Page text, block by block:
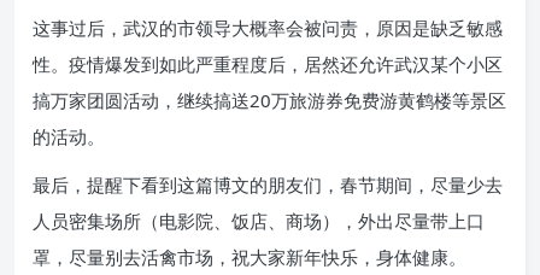
这事过后，武汉的市领导大概率会被问责，原因是缺乏敏感
性。疫情爆发到如此严重程度后，居然还允许武汉某个小区
搞万家团圆活动，继续搞送20万旅游券免费游黄鹤楼等景区
的活动。
最后，提醒下看到这篇博文的朋友们，春节期间，尽量少去
人员密集场所（电影院、饭店、商场），外出尽量带上口
罩，尽量别去活禽市场，祝大家新年快乐，身体健康。